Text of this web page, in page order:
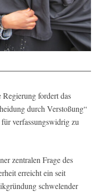
fordert das
durch Verstoßung“
verfassungswidrig zu
zentralen Frage des
erreicht ein seit
schwelender